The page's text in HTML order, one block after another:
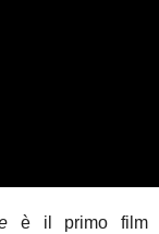
è il primo film